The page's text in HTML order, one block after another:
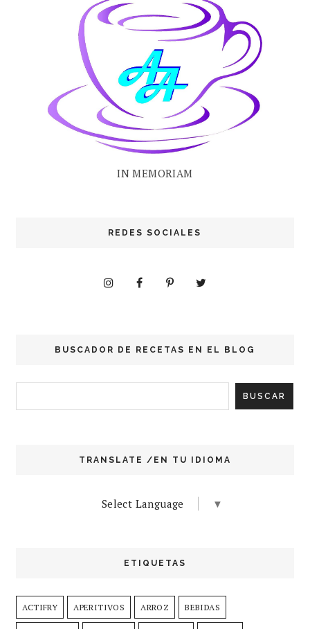
IN MEMORIAM
REDES SOCIALES
BUSCADOR DE RECETAS EN EL BLOG
TRANSLATE /EN TU IDIOMA
Select Language ▼
ETIQUETAS
ACTIFRY APERITIVOS ARROZ BEBIDAS